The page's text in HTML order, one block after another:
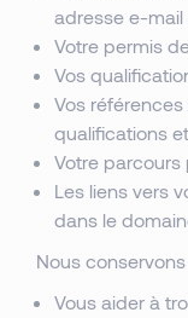
adresse e-
Votre permis
Vos
Vos
qualifications
Votre parcours
Les liens vers
dans le
Nous
Vous aider à